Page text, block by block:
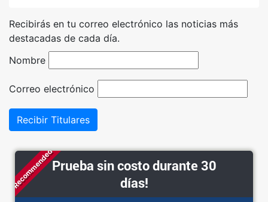
Recibirás en tu correo electrónico las noticias más
destacadas de cada día.
Nombre
Correo electrónico
Recibir Titulares
RecommendedPrueba sin costo durante 30
días!